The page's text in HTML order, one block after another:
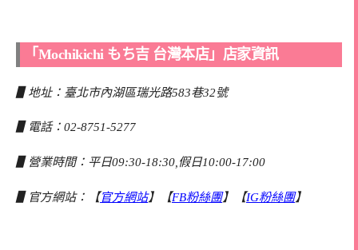
「Mochikichi もち吉 台灣本店」店家資訊
▋地址：臺北市內湖區瑞光路583巷32號
▋電話：02-8751-5277
▋營業時間：平日09:30-18:30,假日10:00-17:00
▋官方網站：【官方網站】【FB粉絲團】【IG粉絲團】